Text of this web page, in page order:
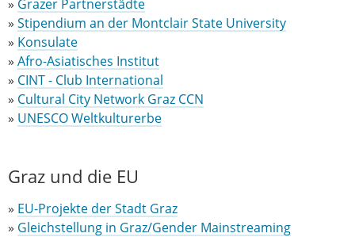
» Grazer Partnerstädte
» Stipendium an der Montclair State University
» Konsulate
» Afro-Asiatisches Institut
» CINT - Club International
» Cultural City Network Graz CCN
» UNESCO Weltkulturerbe
Graz und die EU
» EU-Projekte der Stadt Graz
» Gleichstellung in Graz/Gender Mainstreaming